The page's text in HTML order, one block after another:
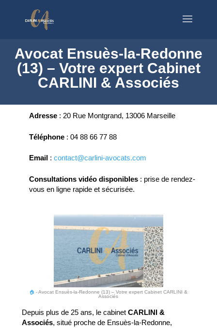
Avocat Ensuès-la-Redonne
(13) – Votre expert Cabinet
CARLINI & Associés
Adresse: 20 Rue Montgrand, 13006 Marseille
Téléphone: 04 88 66 77 88
Email: contact@carlini-avocats.com
Consultations vidéo disponibles: prise de rendez-
vous en ligne rapide et sécurisée.
🏠 -Avocat Ensuès-la-Redonne (13) – Votre expert Cabinet CARLINI &
Associés
Depuis plus de 25 ans, le cabinet CARLINI &
Associés, situé proche de Ensuès-la-Redonne,